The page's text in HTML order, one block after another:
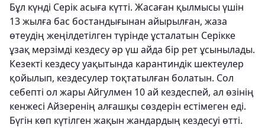
Бұл күнді Серік асыға күтті. Жасаған қылмысы үшін
13 жылға бас бостандығынан айырылған, жаза
өтеудің жеңілдетілген түрінде ұсталатын Серікке
ұзақ мерзімді кездесу әр үш айда бір рет ұсынылады.
Кезекті кездесу уақытында карантиндік шектеулер
қойылып, кездесулер тоқтатылған болатын. Сол
себепті ол жары Айгулмен 10 ай кездеспей, ал өзінің
кенжесі Айзеренің алғашқы сөздерін естімеген еді.
Бүгін көп күтілген жақын жандардың кездесуі өтті.